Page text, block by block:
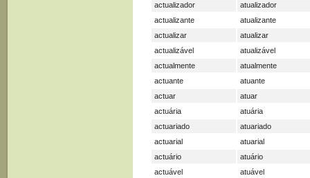
actualizador
atualizador
actualizante
atualizante
actualizar
atualizar
actualizável
atualizável
actualmente
atualmente
actuante
atuante
actuar
atuar
actuária
atuária
actuariado
atuariado
actuarial
atuarial
actuário
atuário
actuável
atuável